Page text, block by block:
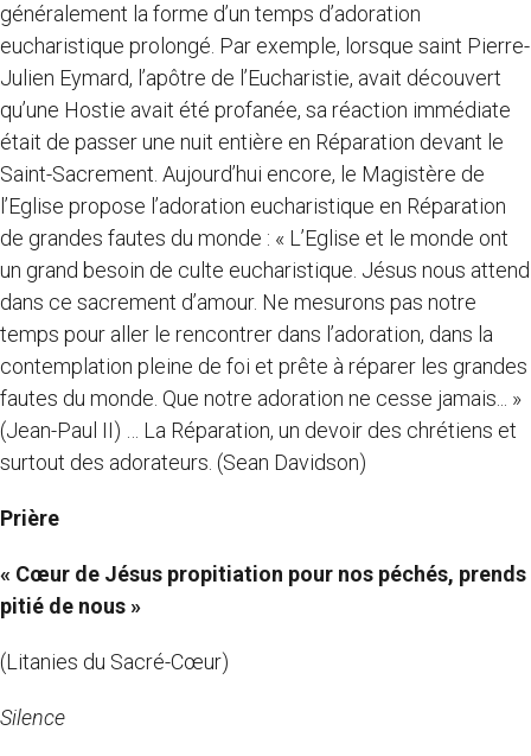
généralement la forme d’un temps d’adoration
eucharistique prolongé. Par exemple, lorsque saint Pierre-
Julien Eymard, l’apôtre de l’Eucharistie, avait découvert
qu’une Hostie avait été profanée, sa réaction immédiate
était de passer une nuit entière en Réparation devant le
Saint-Sacrement. Aujourd’hui encore, le Magistère de
l’Eglise propose l’adoration eucharistique en Réparation
de grandes fautes du monde : « L’Eglise et le monde ont
un grand besoin de culte eucharistique. Jésus nous attend
dans ce sacrement d’amour. Ne mesurons pas notre
temps pour aller le rencontrer dans l’adoration, dans la
contemplation pleine de foi et prête à réparer les grandes
fautes du monde. Que notre adoration ne cesse jamais... »
(Jean-Paul II) … La Réparation, un devoir des chrétiens et
surtout des adorateurs. (Sean Davidson)
Prière
« Cœur de Jésus propitiation pour nos péchés, prends
pitié de nous »
(Litanies du Sacré-Cœur)
Silence